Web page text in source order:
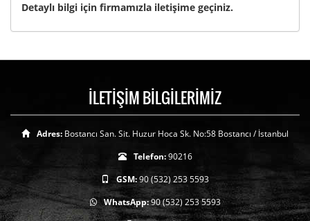
Detaylı bilgi için firmamızla iletişime geçiniz.
İLETİŞİM BİLGİLERİMİZ
Adres: Bostancı San. Sit. Huzur Hoca Sk. No:58 Bostancı / İstanbul
Telefon:90216
GSM:90 (532) 253 5593
WhatsApp:90 (532) 253 5593